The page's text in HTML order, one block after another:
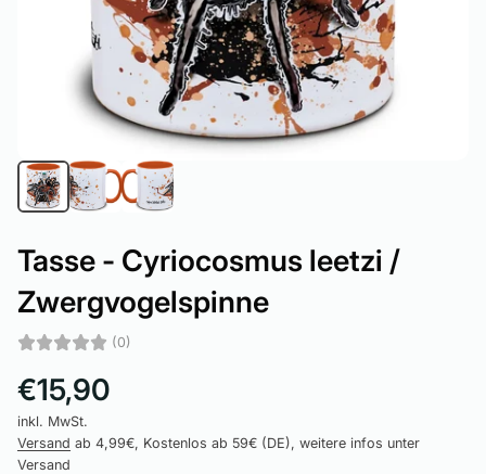
Tasse - Cyriocosmus leetzi /
Zwergvogelspinne
(0)
€15,90
inkl. MwSt.
Versand ab 4,99€, Kostenlos ab 59€ (DE), weitere infos unter
Versand